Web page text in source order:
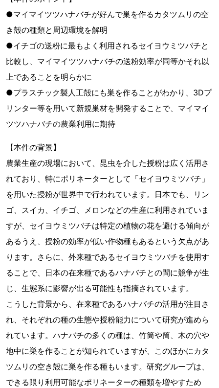
●マイマイツツハナバチが好んで巣を作るカタツムリの空
き殻の種類と周辺環境を解明
●イチゴの送粉に最もよく利用されるセイヨウミツバチと
比較し、マイマイツツハナバチの送粉効率が同等かそれ以
上であることを明らかに
●プラスチック製人工殻にも巣を作ることがわかり、3Dプ
リンター等を用いて新規巣材を開発することで、マイマイ
ツツハナバチの農業利用に期待
【本件の背景】
農業生産の現場において、昆虫を介した授粉は広く活用さ
れており、特にポリネーターとして「セイヨウミツバチ」
を用いた授粉が世界中で行われています。日本でも、リン
ゴ、スイカ、イチゴ、メロンなどの生産に利用されていま
すが、セイヨウミツバチは特定の植物の花を避ける傾向が
あるうえ、授粉の効率が低い作物種もあるという欠点があ
ります。さらに、外来種であるセイヨウミツバチを使用す
ることで、日本の在来種であるハナバチとの間に競争が生
じ、生態系に影響が出る可能性も指摘されています。
こうした背景から、在来種であるハナバチの活用が注目さ
れ、それぞれの種の生態や授粉能力について研究が進めら
れています。ハナバチの多くの種は、竹筒や筒、木の穴や
地中に巣を作ることが知られていますが、このほかにカタ
ツムリの空き殻に巣を作る種もいます。研究グループは、
できる限り利用可能なポリネーターの種類を増やすため